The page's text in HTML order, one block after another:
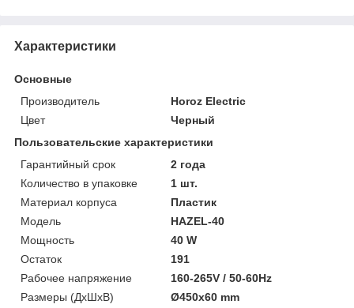
Характеристики
Основные
Производитель
Horoz Electric
Цвет
Черный
Пользовательские характеристики
Гарантийный срок
2 года
Количество в упаковке
1 шт.
Материал корпуса
Пластик
Модель
HAZEL-40
Мощность
40 W
Остаток
191
Рабочее напряжение
160-265V / 50-60Hz
Размеры (ДхШхВ)
Ø450x60 mm